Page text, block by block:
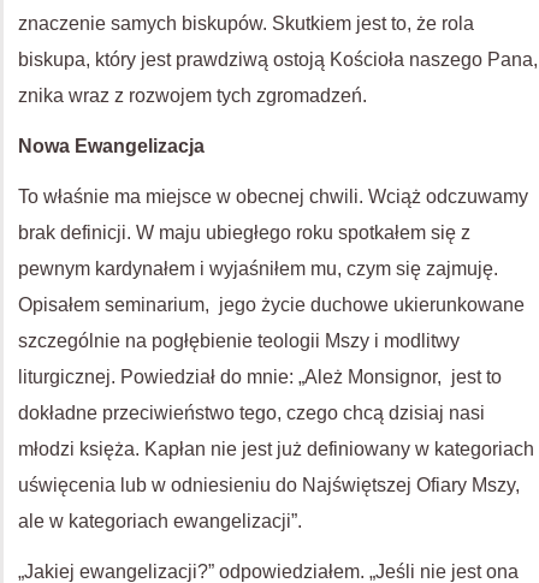
znaczenie samych biskupów. Skutkiem jest to, że rola
biskupa, który jest prawdziwą ostoją Kościoła naszego Pana,
znika wraz z rozwojem tych zgromadzeń.
Nowa Ewangelizacja
To właśnie ma miejsce w obecnej chwili. Wciąż odczuwamy
brak definicji. W maju ubiegłego roku spotkałem się z
pewnym kardynałem i wyjaśniłem mu, czym się zajmuję.
Opisałem seminarium, jego życie duchowe ukierunkowane
szczególnie na pogłębienie teologii Mszy i modlitwy
liturgicznej. Powiedział do mnie: „Ależ Monsignor, jest to
dokładne przeciwieństwo tego, czego chcą dzisiaj nasi
młodzi księża. Kapłan nie jest już definiowany w kategoriach
uświęcenia lub w odniesieniu do Najświętszej Ofiary Mszy,
ale w kategoriach ewangelizacji”.
„Jakiej ewangelizacji?” odpowiedziałem. „Jeśli nie jest ona